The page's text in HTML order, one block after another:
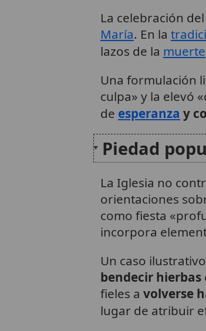
La celebración
María. En la
lazos de la muerte
Una formulación
culpa» y la elevó
de esperanza y
Piedad
La Iglesia no
orientaciones
como fiesta
incorpora
Un caso
bendecir hierbas
fieles a volverse
lugar de atribuir